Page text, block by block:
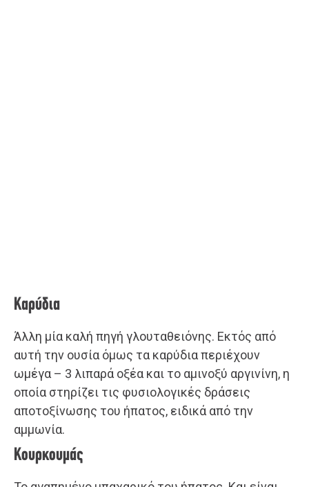
Καρύδια
Άλλη μία καλή πηγή γλουταθειόνης. Εκτός από
αυτή την ουσία όμως τα καρύδια περιέχουν
ωμέγα – 3 λιπαρά οξέα και το αμινοξύ αργινίνη, η
οποία στηρίζει τις φυσιολογικές δράσεις
αποτοξίνωσης του ήπατος, ειδικά από την
αμμωνία.
Κουρκουμάς